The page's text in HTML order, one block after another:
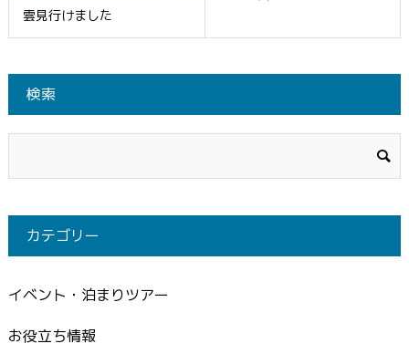
雲見行けました
検索
カテゴリー
イベント・泊まりツアー
お役立ち情報